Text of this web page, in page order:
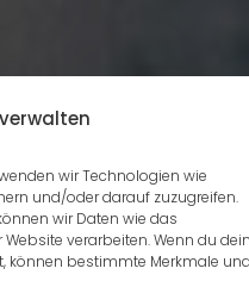
wir Technologien wie
und/oder darauf zuzugreifen.
wir Daten wie das
verarbeiten. Wenn du
können bestimmte Merkmale